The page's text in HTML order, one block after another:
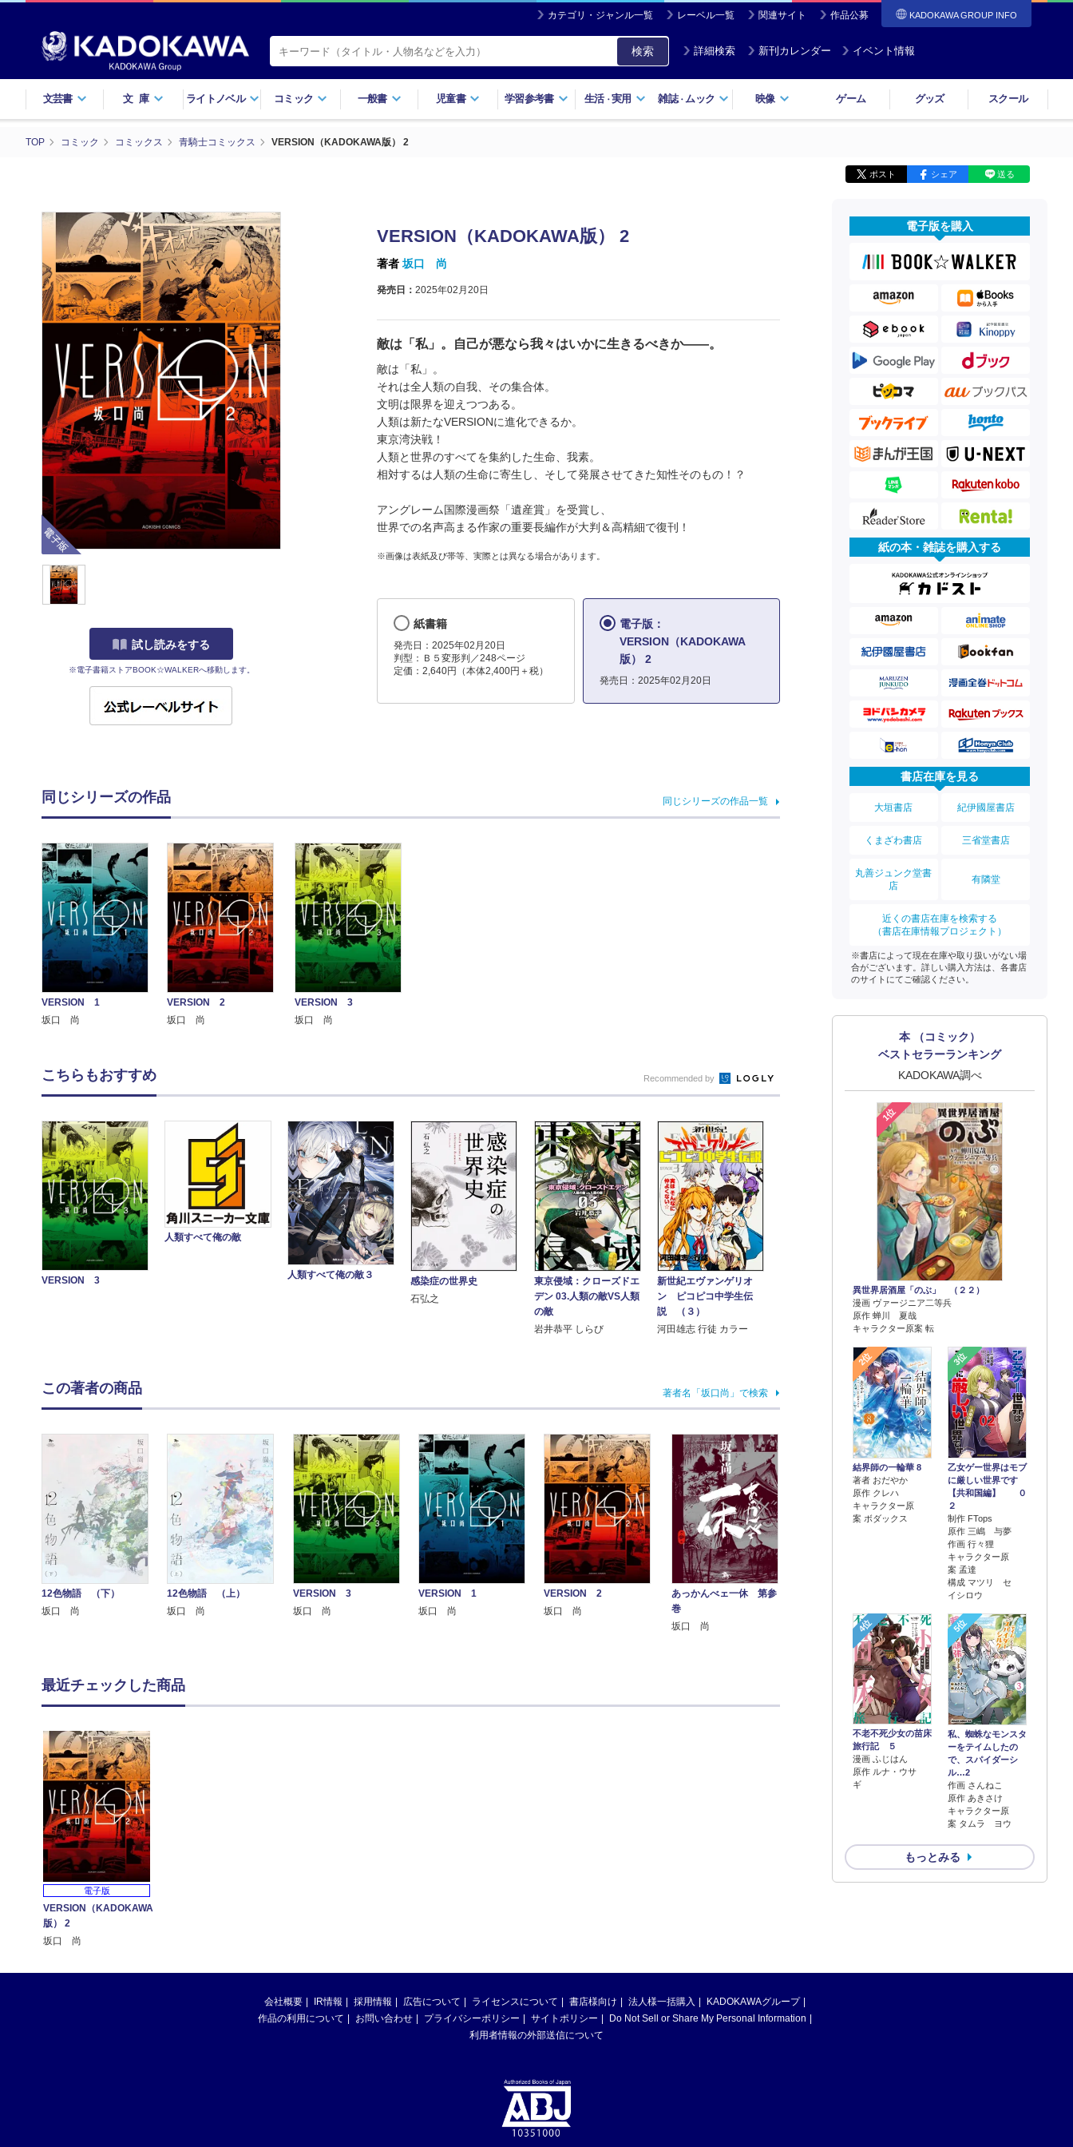
カテゴリ・ジャンル一覧 レーベル一覧 関連サイト 作品公募 KADOKAWA GROUP INFO
検索 詳細検索 新刊カレンダー イベント情報
文芸書 文庫 ライトノベル コミック 一般書 児童書 学習参考書 生活・実用 雑誌・ ムック 映像 ゲーム グッズ スクール
TOP コミック コミックス 青騎士コミックス VERSION（KADOKAWA版） 2
ポスト シェア 送る
電子版
試し読みをする
※電子書籍ストアBOOK☆WALKERへ移動します。
VERSION（KADOKAWA版） 2
著者坂口 尚
発売日： 2025年02月20日
敵は「私」。自己が悪なら我々はいかに生きるべきか――。
敵は「私」。
それは全人類の自我、その集合体。
文明は限界を迎えつつある。
人類は新たなVERSIONに進化できるか。
東京湾決戦！
人類と世界のすべてを集約した生命、我素。
相対するは人類の生命に寄生し、そして発展させてきた知性そのもの！？
アングレーム国際漫画祭「遺産賞」を受賞し、
世界での名声高まる作家の重要長編作が大判＆高精細で復刊！
※画像は表紙及び帯等、実際とは異なる場合があります。
紙書籍
発売日：2025年02月20日
判型：Ｂ５変形判／248ページ
定価：2,640円（本体2,400円＋税）
電子版：
VERSION（KADOKAWA
版） 2
発売日：2025年02月20日
同じシリーズの作品 同じシリーズの作品一覧
VERSION 1
坂口 尚
VERSION 2
坂口 尚
VERSION 3
坂口 尚
電子版を購入
紙の本・雑誌を購入する
書店在庫を見る
大垣書店 紀伊國屋書店
くまざわ書店 三省堂書店
丸善ジュンク堂書
店
有隣堂
近くの書店在庫を検索する
（書店在庫情報プロジェクト）
※書店によって現在在庫や取り扱いがない場
合がございます。詳しい購入方法は、各書店
のサイトにてご確認ください。
本 （コミック）
ベストセラーランキング
KADOKAWA調べ
1位
異世界居酒屋「のぶ」 （２２）
漫画 ヴァージニア二等兵
原作 蝉川 夏哉
キャラクター原案 転
2位
結界師の一輪華 8
著者 おだやか
原作 クレハ
キャラクター原
案 ボダックス
3位
乙女ゲー世界はモブ
に厳しい世界です
【共和国編】 ０
２
制作 FTops
原作 三嶋 与夢
作画 行々狸
キャラクター原
案 孟達
構成 マツリ セ
イシロウ
4位
不老不死少女の苗床
旅行記 ５
漫画 ふじはん
原作 ルナ・ウサ
ギ
5位
私、蜘蛛なモンスタ
ーをテイムしたの
で、スパイダーシ
ル…2
作画 さんねこ
原作 あきさけ
キャラクター原
案 タムラ ヨウ
もっとみる
こちらもおすすめ Recommended by
VERSION 3
人類すべて俺の敵
人類すべて俺の敵３
感染症の世界史
石弘之
東京侵域：クローズドエ
デン 03.人類の敵VS人類
の敵
岩井恭平 しらび
新世紀エヴァンゲリオ
ン ピコピコ中学生伝
説 （３）
河田雄志 行徒 カラー
この著者の商品 著者名「坂口尚」で検索
12色物語 （下）
坂口 尚
12色物語 （上）
坂口 尚
VERSION 3
坂口 尚
VERSION 1
坂口 尚
VERSION 2
坂口 尚
あっかんべェ一休 第参
巻
坂口 尚
最近チェックした商品
電子版
VERSION（KADOKAWA
版） 2
坂口 尚
会社概要 IR情報 採用情報 広告について ライセンスについて 書店様向け 法人様一括購入
KADOKAWAグループ
作品の利用について
お問い合わせ プライバシーポリシー サイトポリシー
Do Not Sell or Share My Personal Information
利用者情報の外部送信について